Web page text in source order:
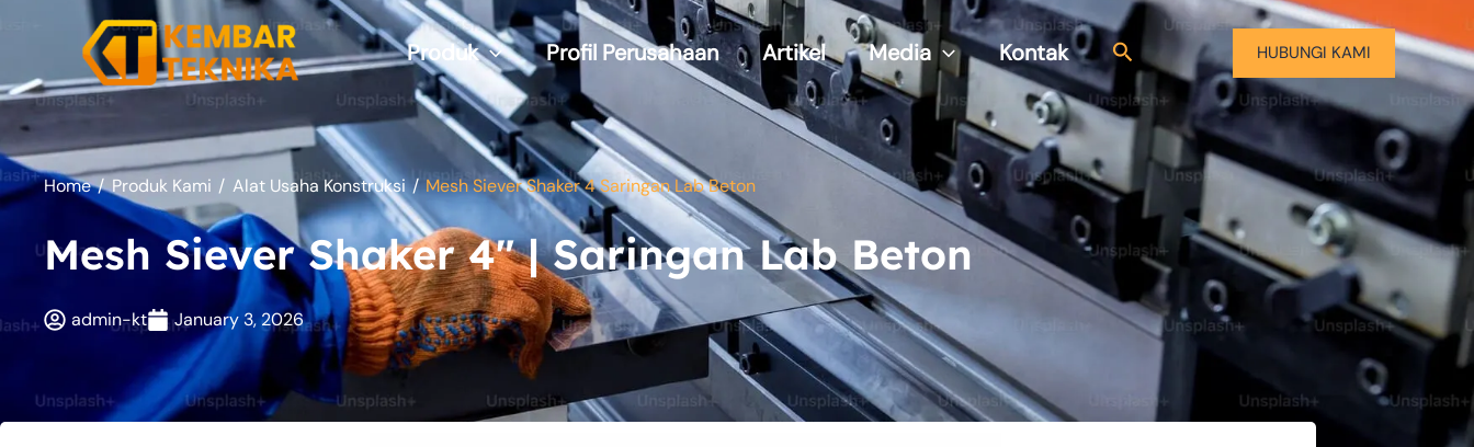
Produk Profil Perusahaan Artikel Media Kontak HUBUNGI KAMI
Home / Produk Kami / Alat Usaha Konstruksi / Mesh Siever Shaker 4 Saringan Lab Beton
Mesh Siever Shaker 4″ | Saringan Lab Beton
admin-kt January 3, 2026